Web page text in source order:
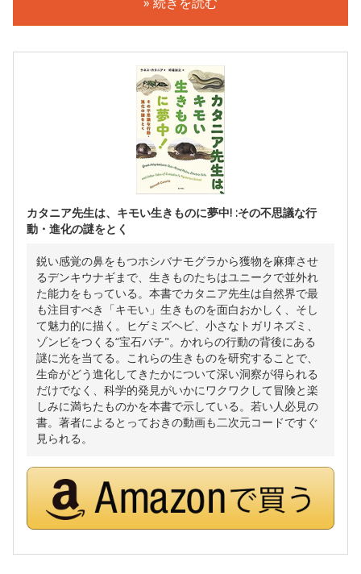
カタニア先生は、キモい生きものに夢中! :その不思議な行
動・進化の謎をとく
鋭い感覚の鼻をもつホシバナモグラから獲物を麻痺させ
るデンキウナギまで、生きものたちはユニークで並外れ
た能力をもっている。本書でカタニア先生は自然界で最
も注目すべき「キモい」生きものを面白おかしく、そし
て魅力的に描く。ヒゲミズヘビ、小さなトガリネズミ、
ゾンビをつくる“宝石バチ"。かれらの行動の背後にある
謎に光を当てる。これらの生きものを研究することで、
生命がどう進化してきたかについて深い洞察が得られる
だけでなく、科学的発見がいかにワクワクして冒険と楽
しみに満ちたものかを本書で示している。若い人必見の
書。著者によるとっておきの動画も二次元コードですぐ
見られる。